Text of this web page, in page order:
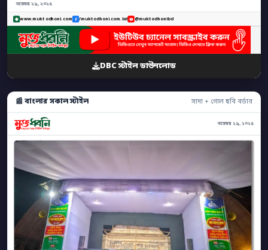
নভেম্বর ২৯, ২০২৫
www.muktodhoni.com /muktodhoni.com.bd @muktodhonibd
DBC স্টাইল ডাউনলোড
📰 বাংলার সকাল স্টাইল সাদা + গোল ছবি বর্ডার
নভেম্বর ২৯, ২০২৫